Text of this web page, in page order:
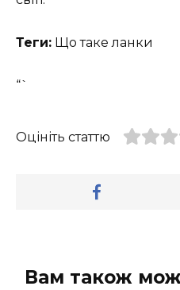
Теги: Що таке ланки
“`
Оцініть статтю
Вам також